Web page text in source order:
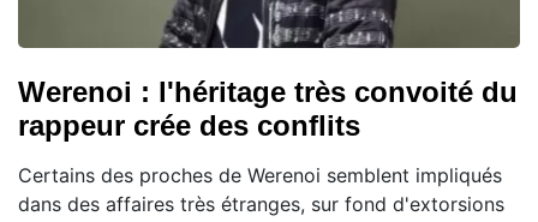
Werenoi : l'héritage très convoité du
rappeur crée des conflits
Certains des proches de Werenoi semblent impliqués
dans des affaires très étranges, sur fond d'extorsions